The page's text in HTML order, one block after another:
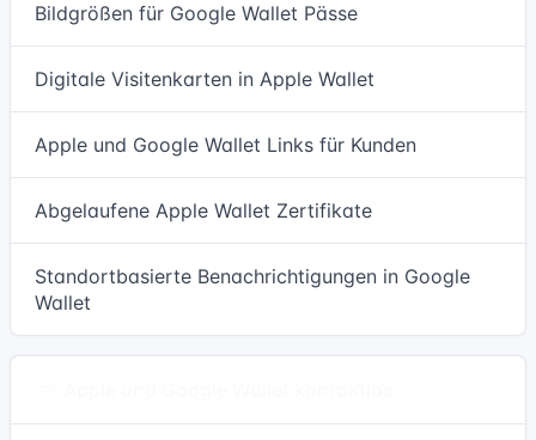
Bildgrößen für Google Wallet Pässe
Digitale Visitenkarten in Apple Wallet
Apple und Google Wallet Links für Kunden
Abgelaufene Apple Wallet Zertifikate
Standortbasierte Benachrichtigungen in Google
Wallet